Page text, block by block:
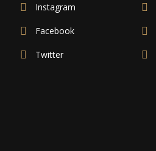
Instagram
Facebook
Twitter